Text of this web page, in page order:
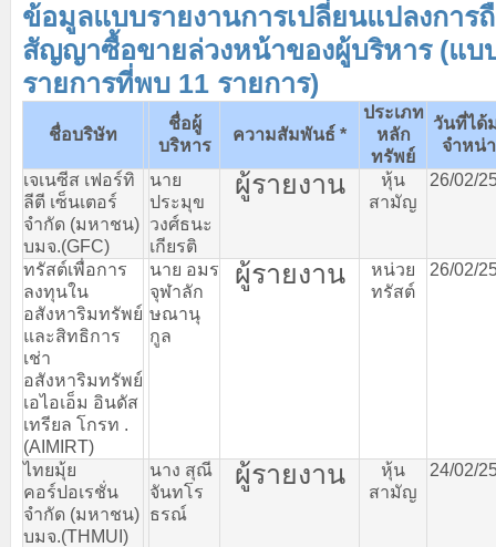
ข้อมูลแบบรายงานการเปลี่ยนแปลงการ
สัญญาซื้อขายล่วงหน้าของผู้บริหาร (แบ
รายการที่พบ 11 รายการ)
ชื่อบริษัท
ชื่อผู้
บริหาร
ความสัมพันธ์ *
ประเภท
หลัก
ทรัพย์
วันที่ได้
จำหน่
เจเนซีส เฟอร์ทิ
ลีตี เซ็นเตอร์
จำกัด (มหาชน)
บมจ.(GFC)
นาย
ประมุข
วงศ์ธนะ
เกียรติ
ผู้รายงาน
หุ้น
สามัญ
26/02/
ทรัสต์เพื่อการ
ลงทุนใน
อสังหาริมทรัพย์
และสิทธิการ
เช่า
อสังหาริมทรัพย์
เอไอเอ็ม อินดัส
เทรียล โกรท .
(AIMIRT)
นาย อมร
จุฬาลัก
ษณานุ
กูล
ผู้รายงาน
หน่วย
ทรัสต์
26/02/
ไทยมุ้ย
คอร์ปอเรชั่น
จำกัด (มหาชน)
บมจ.(THMUI)
นาง สุณี
จันทโร
ธรณ์
ผู้รายงาน
หุ้น
สามัญ
24/02/